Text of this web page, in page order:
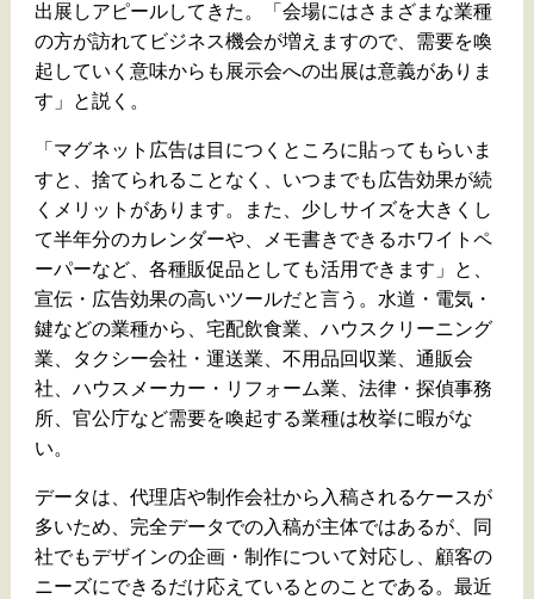
出展しアピールしてきた。「会場にはさまざまな業種
の方が訪れてビジネス機会が増えますので、需要を喚
起していく意味からも展示会への出展は意義がありま
す」と説く。
「マグネット広告は目につくところに貼ってもらいま
すと、捨てられることなく、いつまでも広告効果が続
くメリットがあります。また、少しサイズを大きくし
て半年分のカレンダーや、メモ書きできるホワイトペ
ーパーなど、各種販促品としても活用できます」と、
宣伝・広告効果の高いツールだと言う。水道・電気・
鍵などの業種から、宅配飲食業、ハウスクリーニング
業、タクシー会社・運送業、不用品回収業、通販会
社、ハウスメーカー・リフォーム業、法律・探偵事務
所、官公庁など需要を喚起する業種は枚挙に暇がな
い。
データは、代理店や制作会社から入稿されるケースが
多いため、完全データでの入稿が主体ではあるが、同
社でもデザインの企画・制作について対応し、顧客の
ニーズにできるだけ応えているとのことである。最近